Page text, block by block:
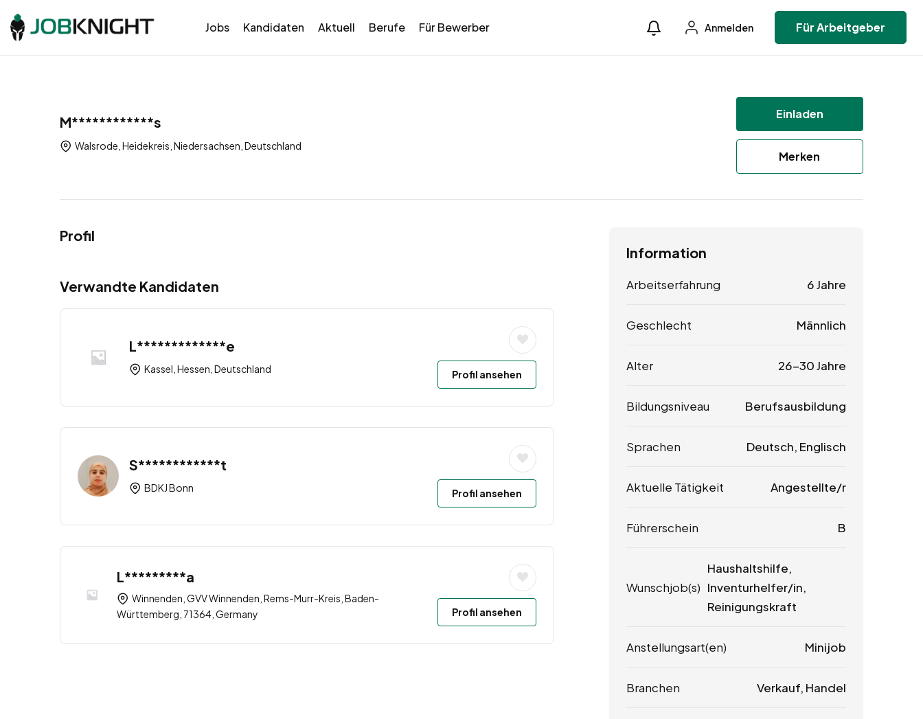
Jobs Kandidaten Aktuell Berufe Für Bewerber Anmelden Für Arbeitgeber
M************s
Walsrode, Heidekreis, Niedersachsen, Deutschland
Einladen
Merken
Profil
Verwandte Kandidaten
L*************e
Kassel, Hessen, Deutschland Profil ansehen
S************t
BDKJ Bonn Profil ansehen
L*********a
Winnenden, GVV Winnenden, Rems-Murr-Kreis, Baden-
Württemberg, 71364, Germany
Profil ansehen
Information
Arbeitserfahrung 6 Jahre
Geschlecht Männlich
Alter 26-30 Jahre
Bildungsniveau Berufsausbildung
Sprachen Deutsch, Englisch
Aktuelle Tätigkeit Angestellte/r
Führerschein B
Wunschjob(s)
Haushaltshilfe,
Inventurhelfer/in,
Reinigungskraft
Anstellungsart(en) Minijob
Branchen Verkauf, Handel